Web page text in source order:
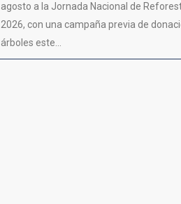
agosto a la Jornada Nacional de
2026, con una campaña previa de
árboles este...